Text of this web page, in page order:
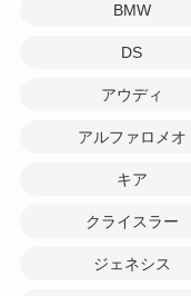
BMW
DS
アウディ
アルファロメオ
キア
クライスラー
ジェネシス